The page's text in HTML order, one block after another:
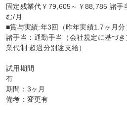
固定残業代￥79,605～￥88,785 諸
む/月
■賞与実績:年3回（昨年実績1.7ヶ月分
諸手当：通勤手当（会社規定に基づ
業代制 超過分別途支給）
試用期間
有
期間：3ヶ月
備考：変更有